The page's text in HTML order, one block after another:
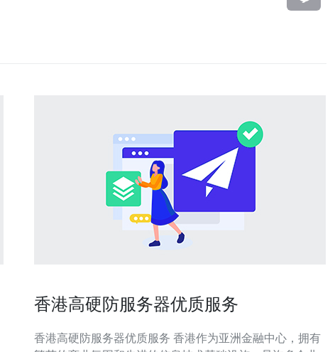
香港高硬防服务器优质服务
香港高硬防服务器优质服务 香港作为亚洲金融中心，拥有